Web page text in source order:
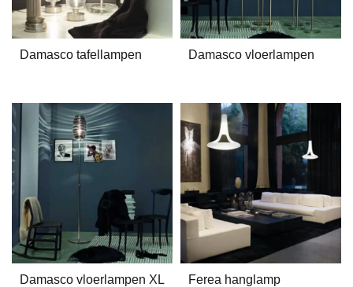
Damasco tafellampen Damasco vloerlampen
Damasco vloerlampen XL Ferea hanglamp